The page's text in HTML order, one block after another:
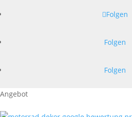
Folgen
Folgen
Folgen
Angebot